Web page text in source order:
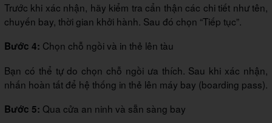
Trước khi xác nhận, hãy kiểm tra cẩn thận các chi tiết như tên,
chuyến bay, thời gian khởi hành. Sau đó chọn “Tiếp tục”.
Bước 4: Chọn chỗ ngồi và in thẻ lên tàu
Bạn có thể tự do chọn chỗ ngồi ưa thích. Sau khi xác nhận,
nhấn hoàn tất để hệ thống in thẻ lên máy bay (boarding pass).
Bước 5: Qua cửa an ninh và sẵn sàng bay